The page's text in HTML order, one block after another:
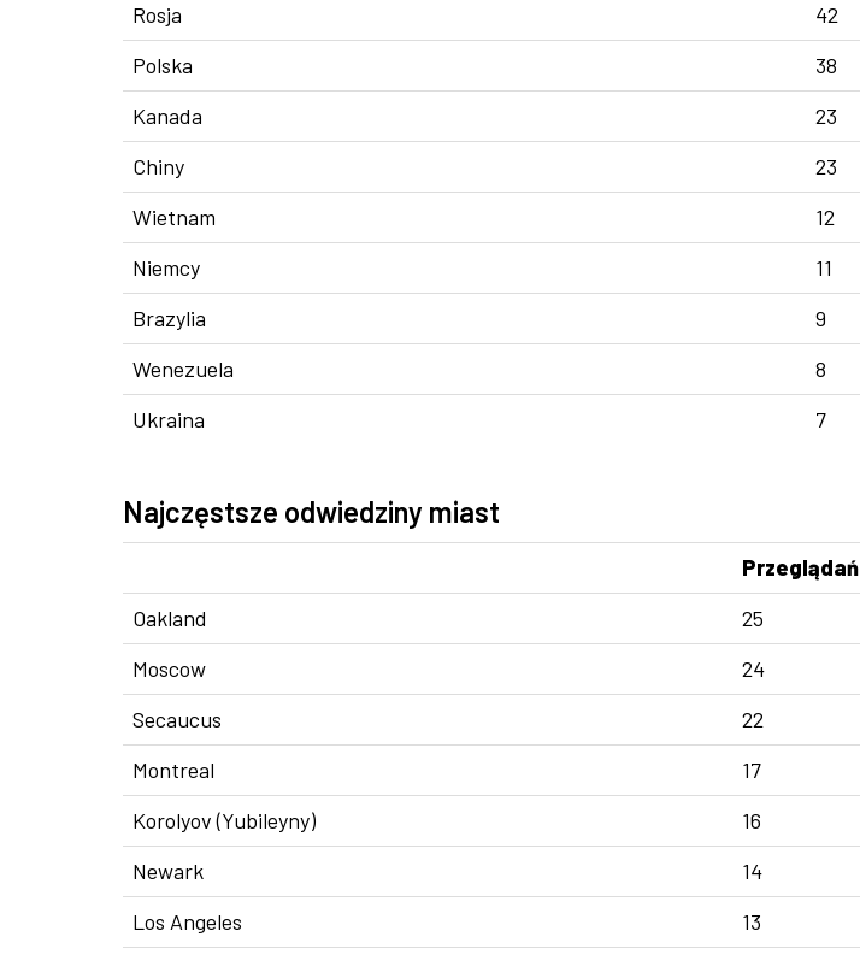
Rosja
42
Polska
38
Kanada
23
Chiny
23
Wietnam
12
Niemcy
11
Brazylia
9
Wenezuela
8
Ukraina
7
Najczęstsze odwiedziny miast
Przeglądań
Oakland
25
Moscow
24
Secaucus
22
Montreal
17
Korolyov (Yubileyny)
16
Newark
14
Los Angeles
13